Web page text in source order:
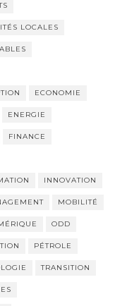
LOCALES
ECONOMIE
ENERGIE
FINANCE
INNOVATION
MOBILITÉ
ODD
PÉTROLE
TRANSITION